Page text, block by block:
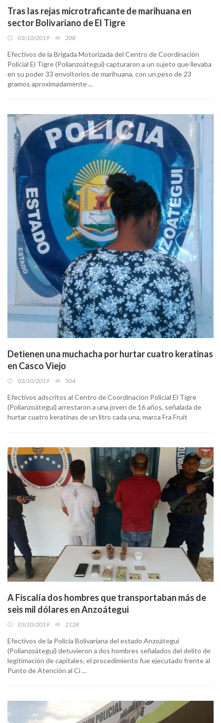
Tras las rejas microtraficante de marihuana en
sector Bolivariano de El Tigre
03/10/2019 208
Efectivos de la Brigada Motorizada del Centro de Coordinación
Policial El Tigre (Polianzoátegui) capturaron a un sujeto que llevaba
en su poder 33 envoltorios de marihuana, con un peso de 23
gramos aproximadamente ...
Detienen una muchacha por hurtar cuatro keratinas
en Casco Viejo
03/10/2019 504
Efectivos adscritos al Centro de Coordinación Policial El Tigre
(Polianzoátegui) arrestaron a una joven de 16 años, señalada de
hurtar cuatro keratinas de un litro cada una, marca Fra Fruit
A Fiscalía dos hombres que transportaban más de
seis mil dólares en Anzoátegui
03/10/2019 2128
Efectivos de la Policía Bolivariana del estado Anzoátegui
(Polianzoátegui) detuvieron a dos hombres señalados del delito de
legitimación de capitales; el procedimiento fue ejecutado frente al
Punto de Atención al Ci ...